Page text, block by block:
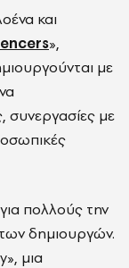
και
»,
με
συνεργασίες με
πολλούς την
δημιουργών.
μια